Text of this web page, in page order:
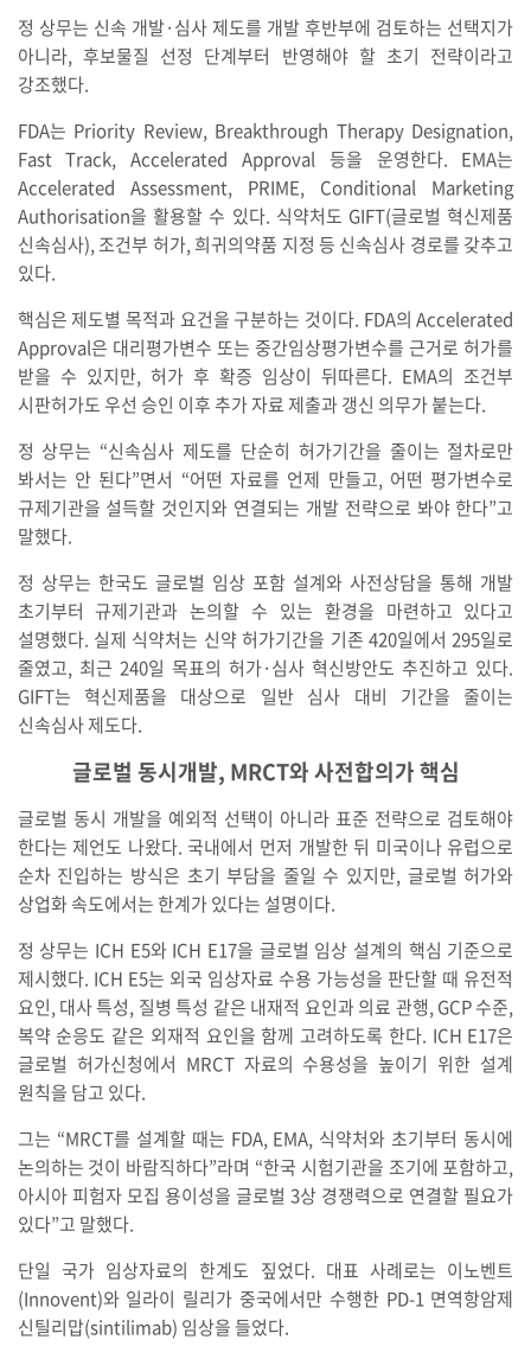
정 상무는 신속 개발·심사 제도를 개발 후반부에 검토하는 선택지가
아니라, 후보물질 선정 단계부터 반영해야 할 초기 전략이라고
강조했다.
FDA는 Priority Review, Breakthrough Therapy Designation,
Fast Track, Accelerated Approval 등을 운영한다. EMA는
Accelerated Assessment, PRIME, Conditional Marketing
Authorisation을 활용할 수 있다. 식약처도 GIFT(글로벌 혁신제품
신속심사), 조건부 허가, 희귀의약품 지정 등 신속심사 경로를 갖추고
있다.
핵심은 제도별 목적과 요건을 구분하는 것이다. FDA의 Accelerated
Approval은 대리평가변수 또는 중간임상평가변수를 근거로 허가를
받을 수 있지만, 허가 후 확증 임상이 뒤따른다. EMA의 조건부
시판허가도 우선 승인 이후 추가 자료 제출과 갱신 의무가 붙는다.
정 상무는 “신속심사 제도를 단순히 허가기간을 줄이는 절차로만
봐서는 안 된다”면서 “어떤 자료를 언제 만들고, 어떤 평가변수로
규제기관을 설득할 것인지와 연결되는 개발 전략으로 봐야 한다”고
말했다.
정 상무는 한국도 글로벌 임상 포함 설계와 사전상담을 통해 개발
초기부터 규제기관과 논의할 수 있는 환경을 마련하고 있다고
설명했다. 실제 식약처는 신약 허가기간을 기존 420일에서 295일로
줄였고, 최근 240일 목표의 허가·심사 혁신방안도 추진하고 있다.
GIFT는 혁신제품을 대상으로 일반 심사 대비 기간을 줄이는
신속심사 제도다.
글로벌 동시개발, MRCT와 사전합의가 핵심
글로벌 동시 개발을 예외적 선택이 아니라 표준 전략으로 검토해야
한다는 제언도 나왔다. 국내에서 먼저 개발한 뒤 미국이나 유럽으로
순차 진입하는 방식은 초기 부담을 줄일 수 있지만, 글로벌 허가와
상업화 속도에서는 한계가 있다는 설명이다.
정 상무는 ICH E5와 ICH E17을 글로벌 임상 설계의 핵심 기준으로
제시했다. ICH E5는 외국 임상자료 수용 가능성을 판단할 때 유전적
요인, 대사 특성, 질병 특성 같은 내재적 요인과 의료 관행, GCP 수준,
복약 순응도 같은 외재적 요인을 함께 고려하도록 한다. ICH E17은
글로벌 허가신청에서 MRCT 자료의 수용성을 높이기 위한 설계
원칙을 담고 있다.
그는 “MRCT를 설계할 때는 FDA, EMA, 식약처와 초기부터 동시에
논의하는 것이 바람직하다”라며 “한국 시험기관을 조기에 포함하고,
아시아 피험자 모집 용이성을 글로벌 3상 경쟁력으로 연결할 필요가
있다”고 말했다.
단일 국가 임상자료의 한계도 짚었다. 대표 사례로는 이노벤트
(Innovent)와 일라이 릴리가 중국에서만 수행한 PD-1 면역항암제
신틸리맙(sintilimab) 임상을 들었다.